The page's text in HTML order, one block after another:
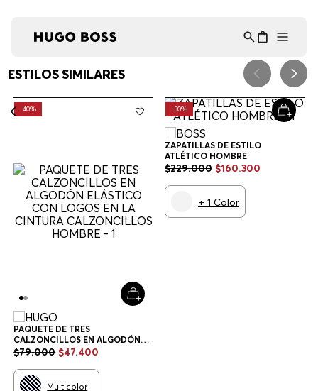
¡Lo sentimos! No encontramos esa página.
Verifique la dirección URL o explore
nuestra selección de productos a
continuación.
Asistente Virtual
en línea ⋮